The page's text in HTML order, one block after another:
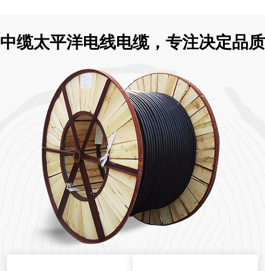
中缆太平洋电线电缆，专注决定品质